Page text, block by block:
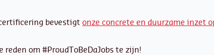
bevestigt onze concrete en duurzame inzet
reden om #ProudToBeDaJobs te zijn!